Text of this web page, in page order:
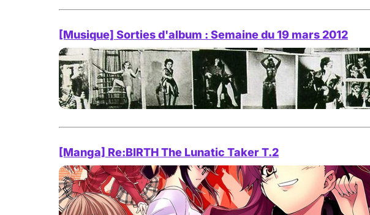
[Musique] Sorties d'album : Semaine du 19 mars 2012
[Manga] Re:BIRTH The Lunatic Taker T.2